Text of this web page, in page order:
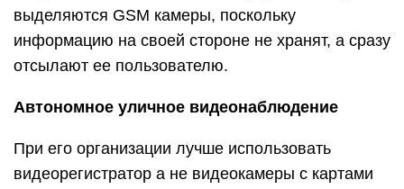
выделяются GSM камеры, поскольку
информацию на своей стороне не хранят, а сразу
отсылают ее пользователю.
Автономное уличное видеонаблюдение
При его организации лучше использовать
видеорегистратор а не видеокамеры с картами